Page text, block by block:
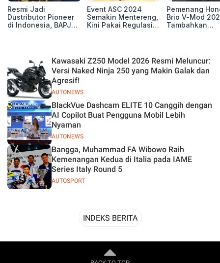
Resmi Jadi
Dustributor Pioneer
di Indonesia, BAPJ
Event ASC 2024
Semakin Mentereng,
Kini Pakai Regulasi
Pemenang
Brio V-Mod
Tambahkan
AUTONEWS
Kawasaki Z250 Model 2026 Resmi Meluncur:
Versi Naked Ninja 250 yang Makin Galak dan
Agresif!
AUTONEWS
BlackVue Dashcam ELITE 10 Canggih dengan
AI Copilot Buat Pengguna Mobil Lebih
Nyaman
AUTOSPORT
Bangga, Muhammad FA Wibowo Raih
Kemenangan Kedua di Italia pada IAME
Series Italy Round 5
INDEKS BERITA